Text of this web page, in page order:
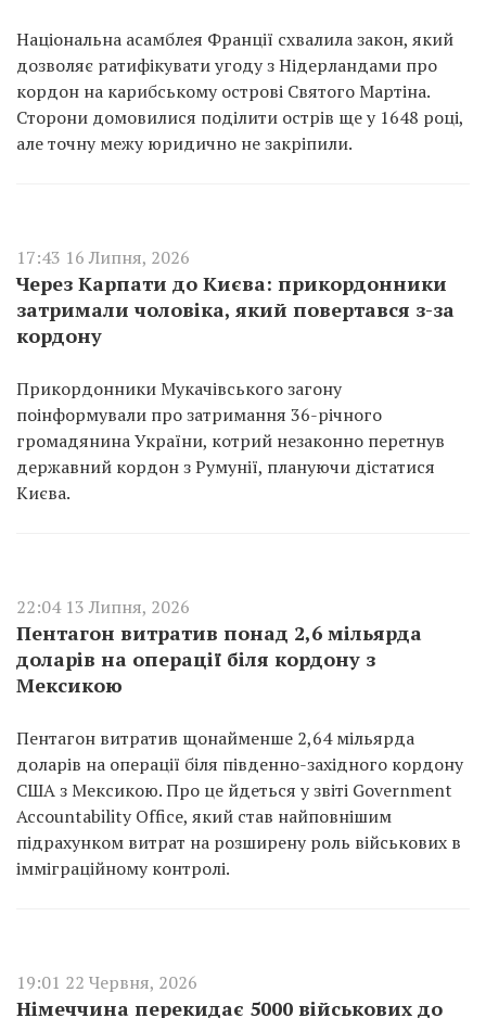
Національна асамблея Франції схвалила закон, який
дозволяє ратифікувати угоду з Нідерландами про
кордон на карибському острові Святого Мартіна.
Сторони домовилися поділити острів ще у 1648 році,
але точну межу юридично не закріпили.
17:43 16 Липня, 2026
Через Карпати до Києва: прикордонники
затримали чоловіка, який повертався з-за
кордону
Прикордонники Мукачівського загону
поінформували про затримання 36-річного
громадянина України, котрий незаконно перетнув
державний кордон з Румунії, плануючи дістатися
Києва.
22:04 13 Липня, 2026
Пентагон витратив понад 2,6 мільярда
доларів на операції біля кордону з
Мексикою
Пентагон витратив щонайменше 2,64 мільярда
доларів на операції біля південно-західного кордону
США з Мексикою. Про це йдеться у звіті Government
Accountability Office, який став найповнішим
підрахунком витрат на розширену роль військових в
імміграційному контролі.
19:01 22 Червня, 2026
Німеччина перекидає 5000 військових до